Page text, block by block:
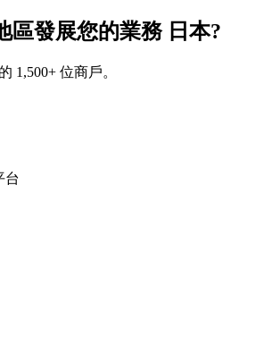
區發展您的業務 日本?
1,500+ 位商戶。
台